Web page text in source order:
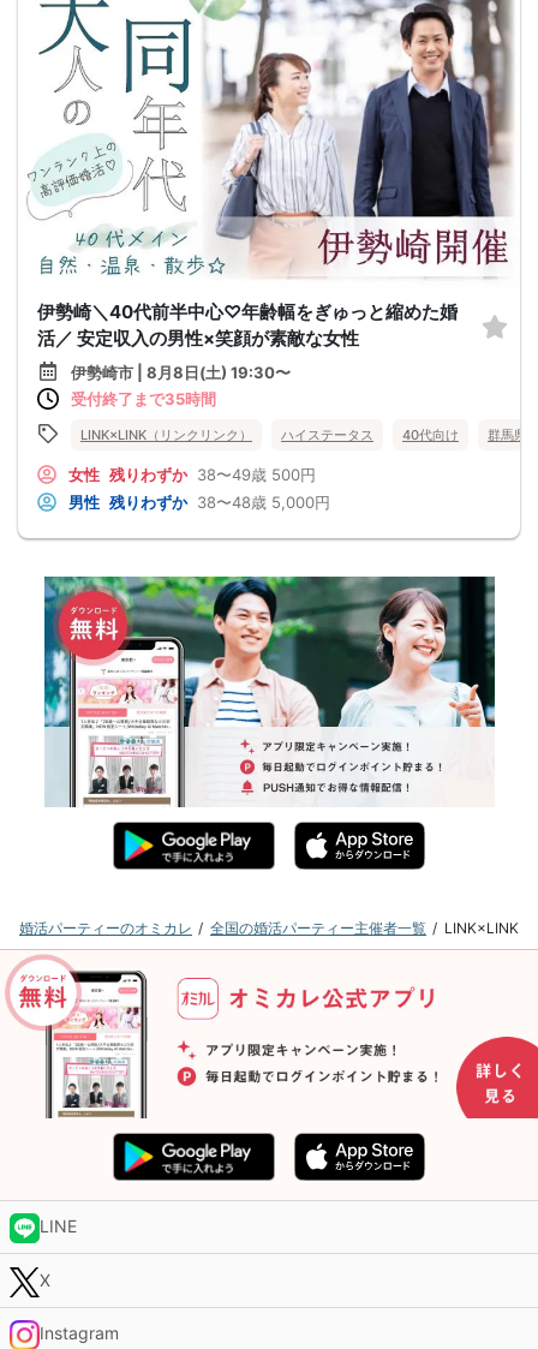
伊勢崎＼40代前半中心♡年齢幅をぎゅっと縮めた婚
活／ 安定収入の男性×笑顔が素敵な女性
伊勢崎市 | 8月8日(土) 19:30〜
受付終了まで35時間
LINK×LINK（リンクリンク） ハイステータス 40代向け 群馬県
女性 残りわずか 38〜49歳 500円
男性 残りわずか 38〜48歳 5,000円
婚活パーティーのオミカレ 全国の婚活パーティー主催者一覧 LINK×LINK（
LINE
X
Instagram